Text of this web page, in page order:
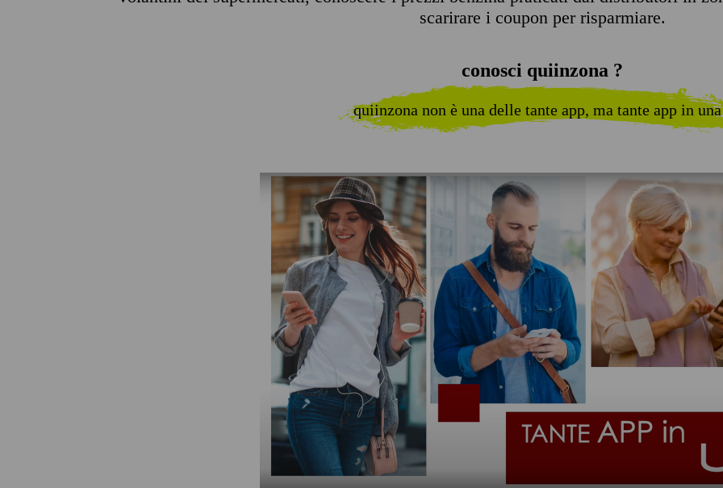
scarirare i coupon per risparmiare.
conosci quiinzona ?
quiinzona non è una delle tante app, ma tante app in